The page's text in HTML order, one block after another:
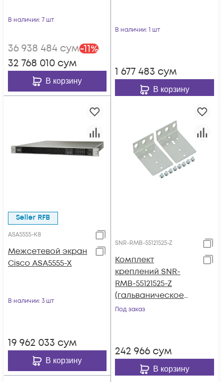
В наличии: 7 шт
36 938 484 сум-11%
32 768 010 сум
В корзину
В наличии: 1 шт
1 677 483 сум
В корзину
Seller RFB
ASA5555-K8
Межсетевой экран
Cisco ASA5555-X
В наличии: 3 шт
19 962 033 сум
В корзину
SNR-RMB-55121525-Z
Комплект
креплений SNR-
RMB-55121525-Z
(гальваническое
покрытие) для ASA
Под заказ
242 966 сум
В корзину